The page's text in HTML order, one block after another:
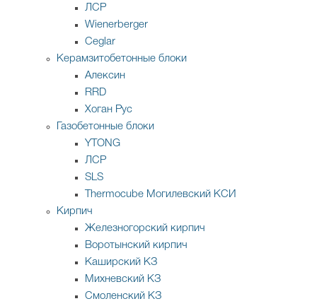
ЛСР
Wienerberger
Ceglar
Керамзитобетонные блоки
Алексин
RRD
Хоган Рус
Газобетонные блоки
YTONG
ЛСР
SLS
Thermocube Могилевский КСИ
Кирпич
Железногорский кирпич
Воротынский кирпич
Каширский КЗ
Михневский КЗ
Смоленский КЗ